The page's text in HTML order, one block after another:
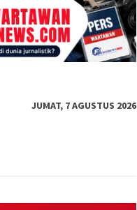
JUMAT, 7 AGUSTUS 2026